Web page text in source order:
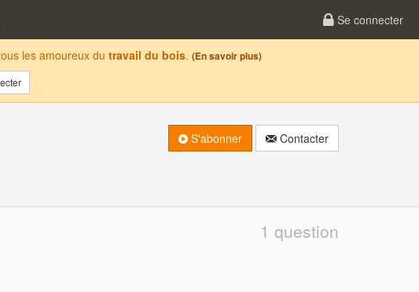
Se connecter
les amoureux du travail du bois. (En savoir plus)
S'abonner Contacter
1 question